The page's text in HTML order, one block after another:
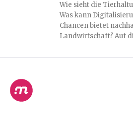
Wie sieht die
Was kann
Chancen bietet
Landwirtschaft? Auf